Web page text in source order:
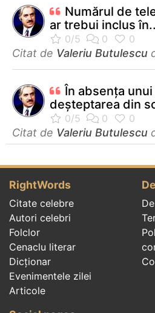
Numărul de
ar trebui inclus
Citat de Valeriu Butulescu
În absenţa
deşteptarea din
Citat de Valeriu Butulescu
RightWords
Citate celebre
Autori celebri
Folclor
Cenaclu literar
Dicționar
Evenimentele zilei
Articole